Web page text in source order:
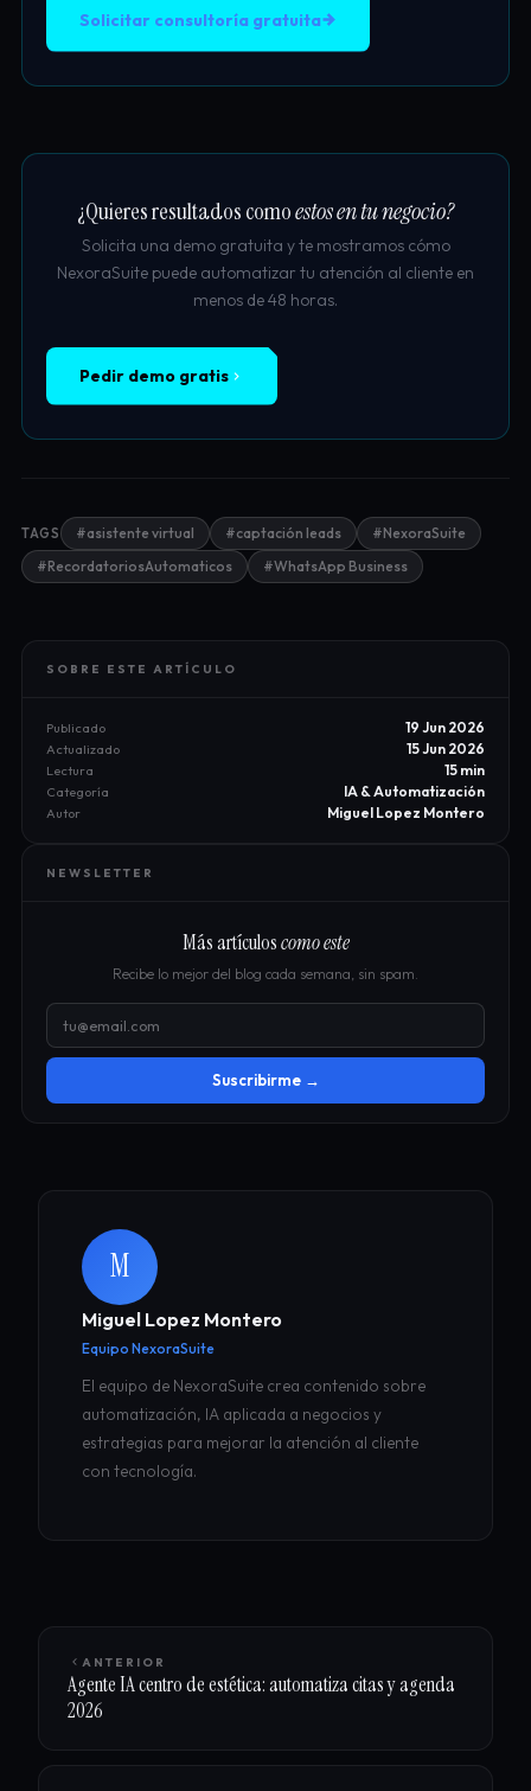
Solicitar consultoría gratuita
¿Quieres resultados comoestos en tu negocio?
Solicita una demo gratuita y te mostramos cómo
NexoraSuite puede automatizar tu atención al cliente en
menos de 48 horas.
Pedir demo gratis
TAGS #asistente virtual #captación leads
#NexoraSuite
#RecordatoriosAutomaticos
#WhatsApp Business
SOBRE ESTE ARTÍCULO
Publicado 19 Jun 2026
Actualizado 15 Jun 2026
Lectura 15 min
Categoría IA & Automatización
Autor Miguel Lopez Montero
NEWSLETTER
Más artículoscomo este
Recibe lo mejor del blog cada semana, sin spam.
Suscribirme →
M
Miguel Lopez Montero
Equipo NexoraSuite
El equipo de NexoraSuite crea contenido sobre
automatización, IA aplicada a negocios y
estrategias para mejorar la atención al cliente
con tecnología.
ANTERIOR
Agente IA centro de estética: automatiza citas y agenda
2026